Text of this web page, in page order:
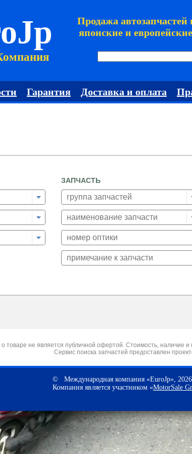
Продажа автозапчастей
японские и
Гарантия Доставка и оплата
ЗАПЧАСТЬ
товаре не является публичной офертой. Стоимость, наличие
Сервис поиска запчастей предоставлен
© Международная компания «EuroJp»,
Компания является участником «MotorSale